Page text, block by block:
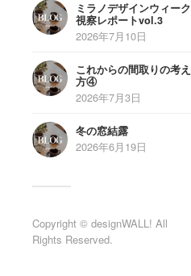
ミラノデザインウィーク
視察レポートvol.3
2026年7月10日
これからの間取りの考え
方④
2026年7月3日
冬の窓結露
2026年6月19日
Copyright © designWALL! All
Rights Reserved.